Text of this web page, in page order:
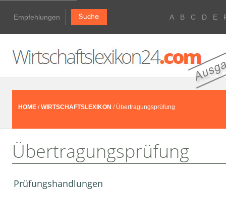
Empfehlungen A B C D E
HOME /WIRTSCHAFTSLEXIKON / Übertragungsprüfung
Übertragungsprüfung
Prüfungshandlungen